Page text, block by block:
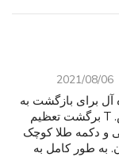
2021/08/06
آل برای بازگشت به
خانه و یا حزب خاص و یا رقص. T برگشت تعظیم
و دکمه طلا کوچک
به طور کامل به